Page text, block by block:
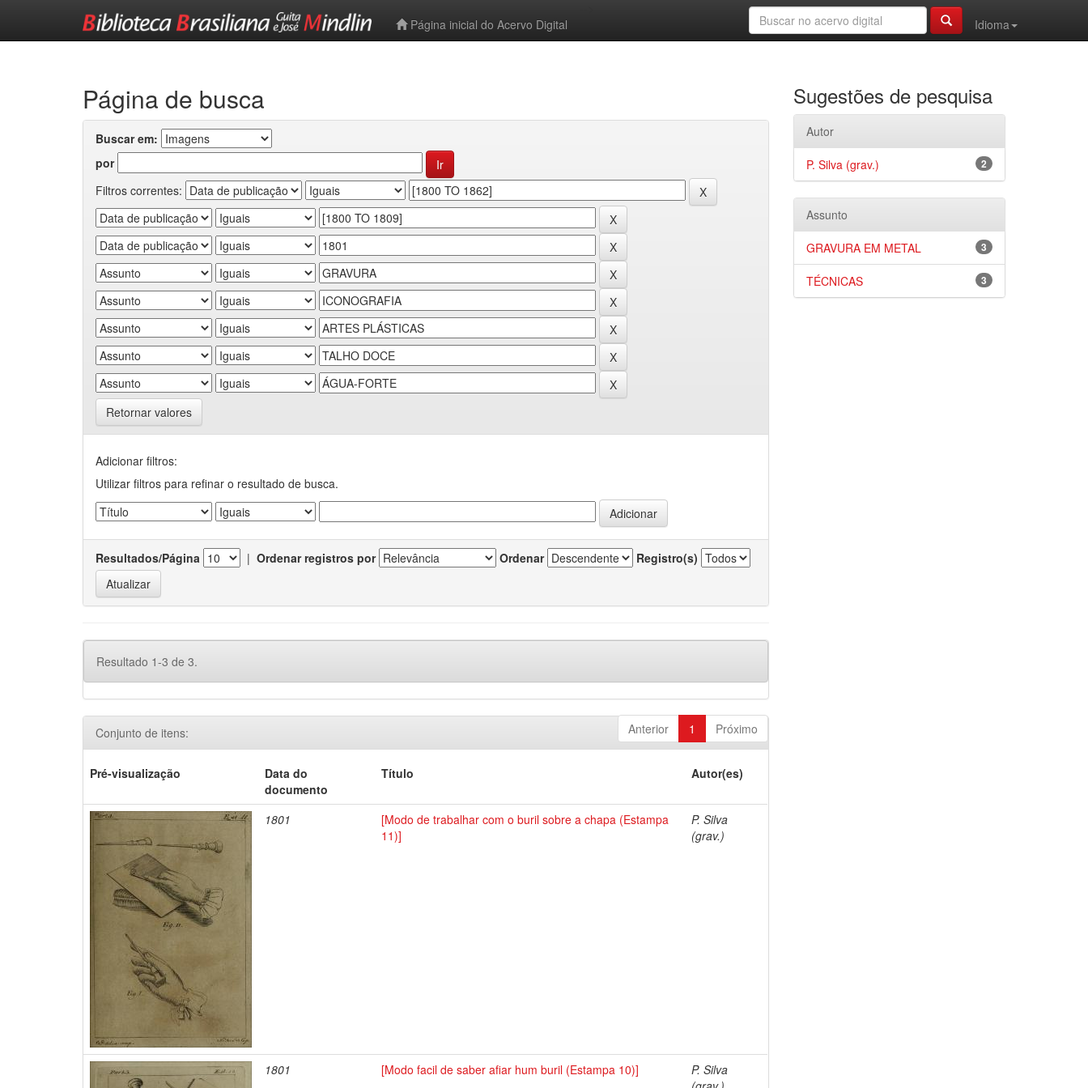
Página inicial do Acervo Digital
Idioma
Página de busca
Buscar em:
por
Filtros correntes:
Retornar valores
Adicionar filtros:
Utilizar filtros para refinar o resultado de busca.
Resultados/Página | Ordenar registros por Ordenar Registro(s)
Resultado 1-3 de 3.
Anterior 1 Próximo
Conjunto de itens:
Pré-visualização
Data do
documento
Título Autor(es)
1801
[Modo de trabalhar com o buril sobre a chapa (Estampa
11)]
P. Silva
(grav.)
1801 [Modo facil de saber afiar hum buril (Estampa 10)]
P. Silva
Sugestões de pesquisa
Autor
2
P. Silva (grav.)
Assunto
3
GRAVURA EM METAL
3
TÉCNICAS